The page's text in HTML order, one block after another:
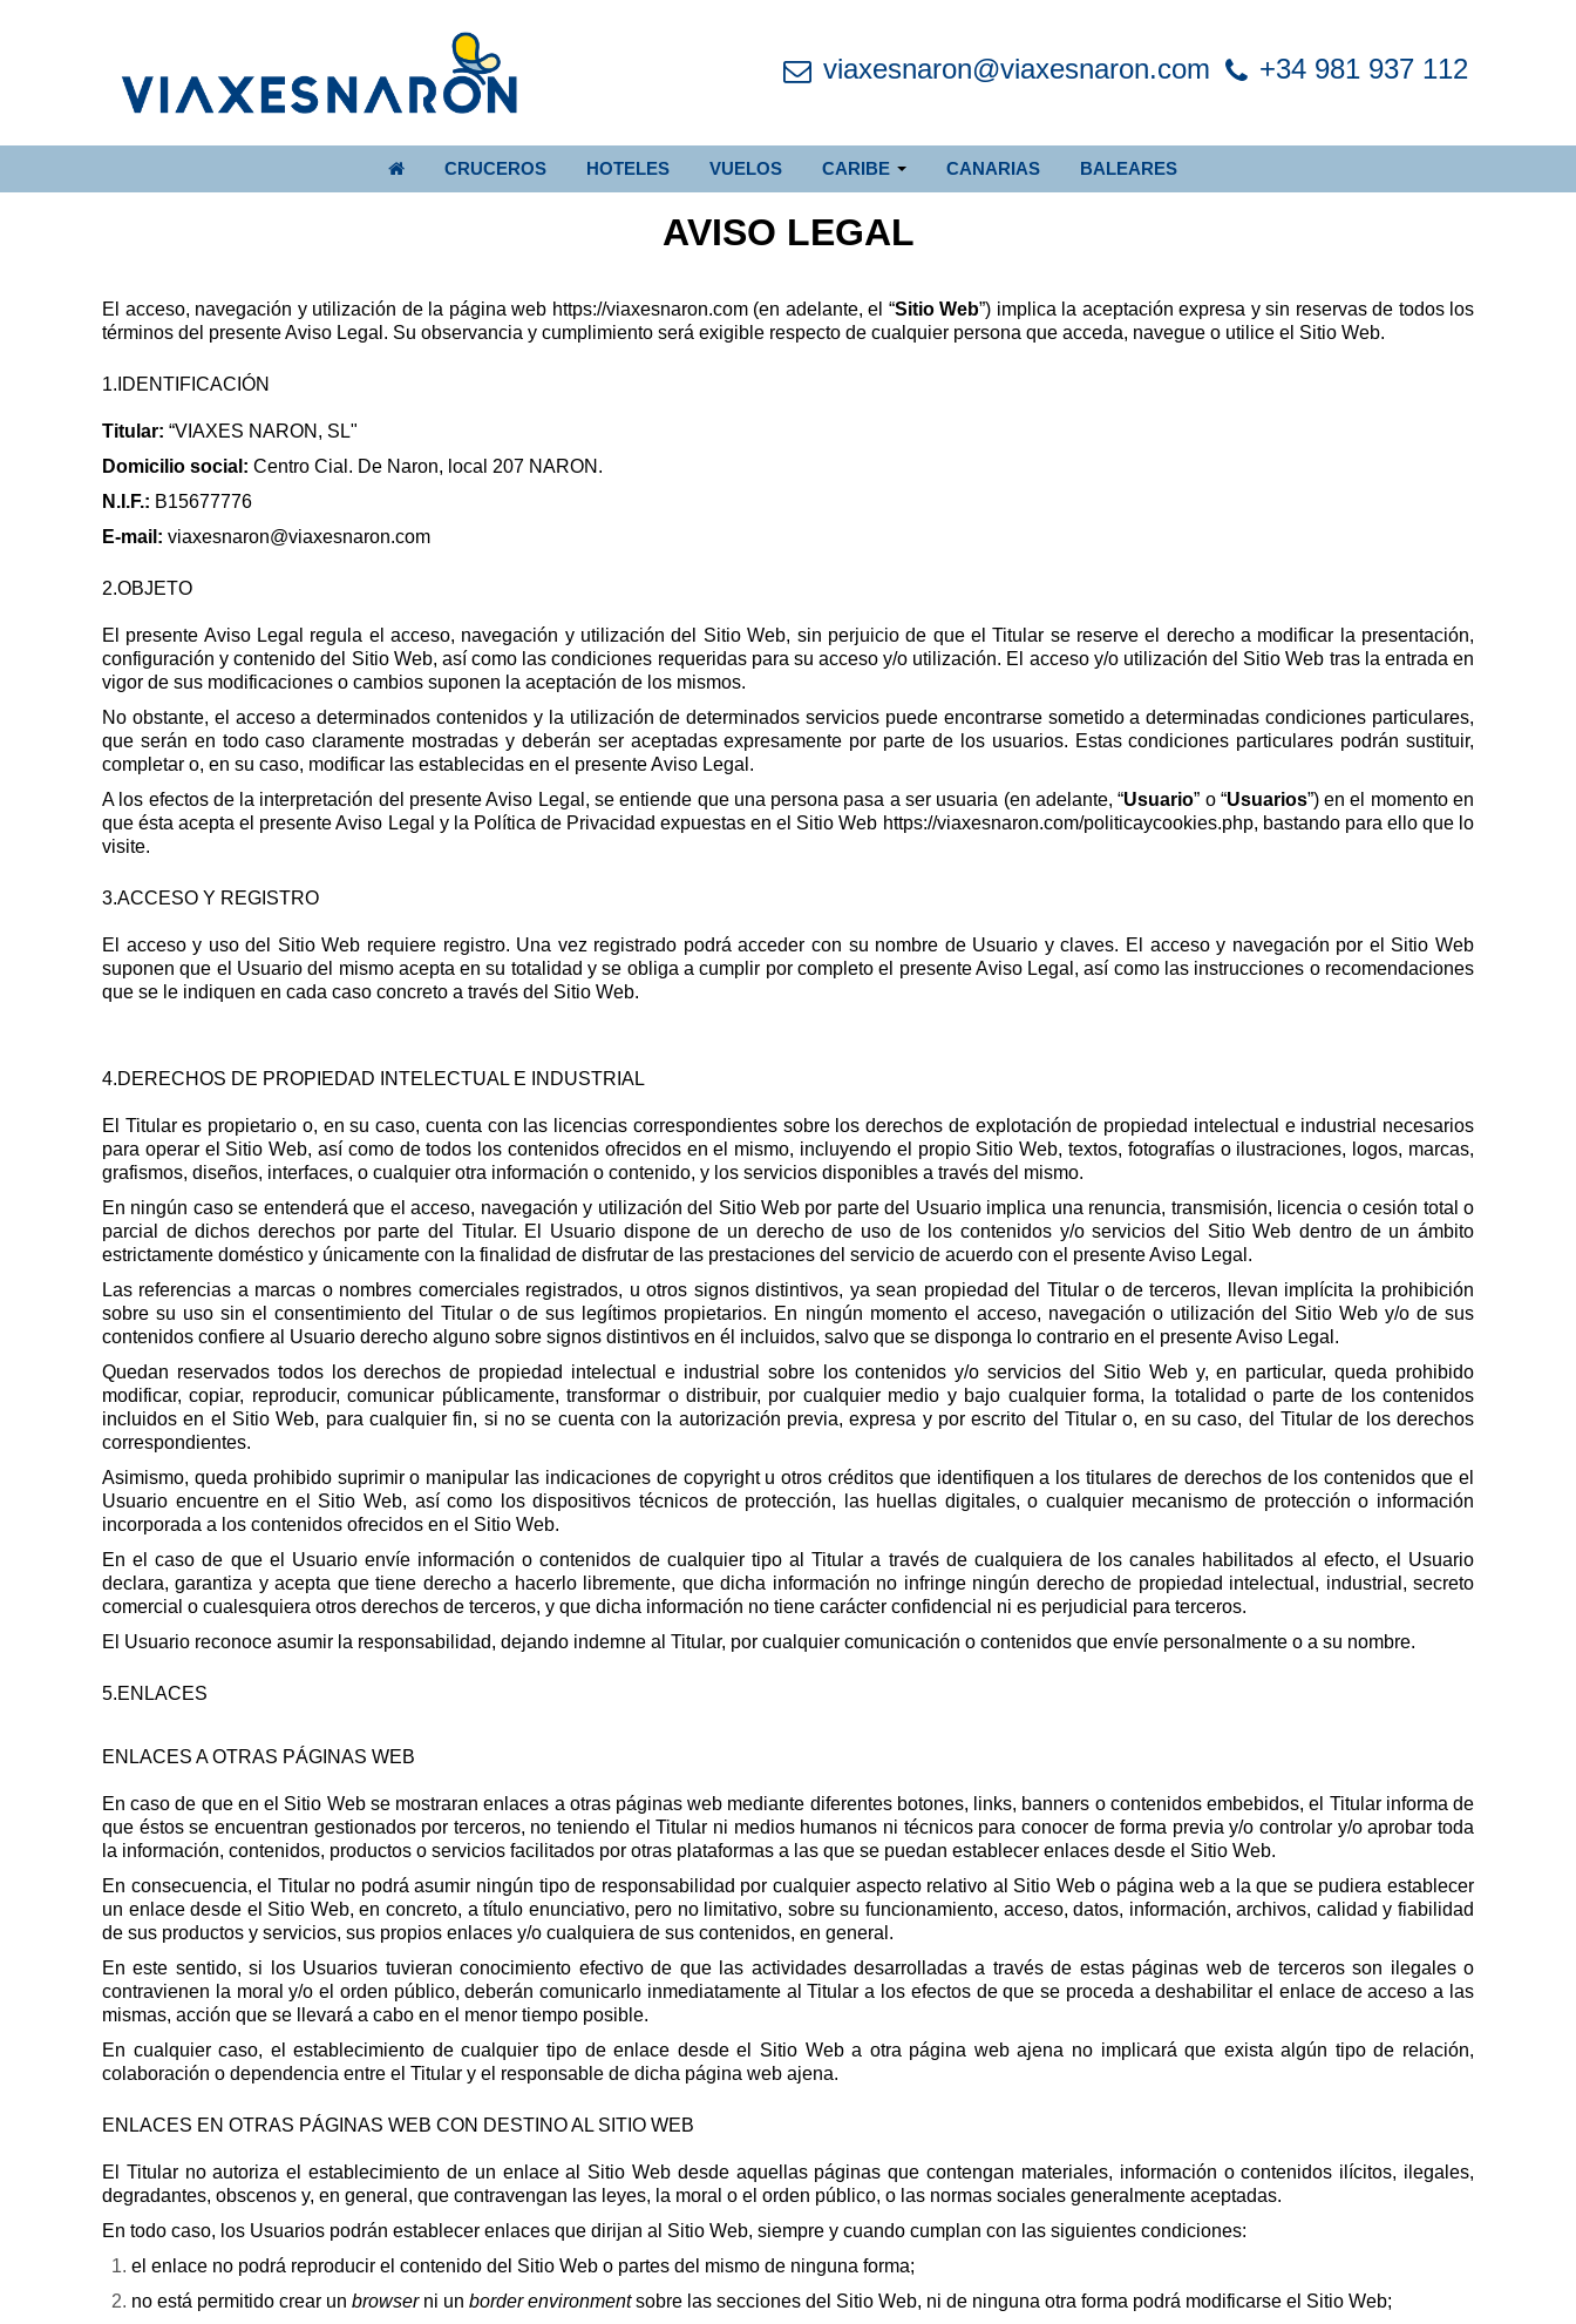
viaxesnaron@viaxesnaron.com +34 981 937 112
CRUCEROS HOTELES VUELOS CARIBE CANARIAS BALEARES
AVISO LEGAL
El acceso, navegación y utilización de la página web https://viaxesnaron.com (en adelante, el “Sitio Web”) implica la aceptación expresa y sin reservas de todos los
términos del presente Aviso Legal. Su observancia y cumplimiento será exigible respecto de cualquier persona que acceda, navegue o utilice el Sitio Web.
1.IDENTIFICACIÓN
Titular: “VIAXES NARON, SL"
Domicilio social: Centro Cial. De Naron, local 207 NARON.
N.I.F.: B15677776
E-mail: viaxesnaron@viaxesnaron.com
2.OBJETO
El presente Aviso Legal regula el acceso, navegación y utilización del Sitio Web, sin perjuicio de que el Titular se reserve el derecho a modificar la presentación,
configuración y contenido del Sitio Web, así como las condiciones requeridas para su acceso y/o utilización. El acceso y/o utilización del Sitio Web tras la entrada en
vigor de sus modificaciones o cambios suponen la aceptación de los mismos.
No obstante, el acceso a determinados contenidos y la utilización de determinados servicios puede encontrarse sometido a determinadas condiciones particulares,
que serán en todo caso claramente mostradas y deberán ser aceptadas expresamente por parte de los usuarios. Estas condiciones particulares podrán sustituir,
completar o, en su caso, modificar las establecidas en el presente Aviso Legal.
A los efectos de la interpretación del presente Aviso Legal, se entiende que una persona pasa a ser usuaria (en adelante, “Usuario” o “Usuarios”) en el momento en
que ésta acepta el presente Aviso Legal y la Política de Privacidad expuestas en el Sitio Web https://viaxesnaron.com/politicaycookies.php, bastando para ello que lo
visite.
3.ACCESO Y REGISTRO
El acceso y uso del Sitio Web requiere registro. Una vez registrado podrá acceder con su nombre de Usuario y claves. El acceso y navegación por el Sitio Web
suponen que el Usuario del mismo acepta en su totalidad y se obliga a cumplir por completo el presente Aviso Legal, así como las instrucciones o recomendaciones
que se le indiquen en cada caso concreto a través del Sitio Web.
4.DERECHOS DE PROPIEDAD INTELECTUAL E INDUSTRIAL
El Titular es propietario o, en su caso, cuenta con las licencias correspondientes sobre los derechos de explotación de propiedad intelectual e industrial necesarios
para operar el Sitio Web, así como de todos los contenidos ofrecidos en el mismo, incluyendo el propio Sitio Web, textos, fotografías o ilustraciones, logos, marcas,
grafismos, diseños, interfaces, o cualquier otra información o contenido, y los servicios disponibles a través del mismo.
En ningún caso se entenderá que el acceso, navegación y utilización del Sitio Web por parte del Usuario implica una renuncia, transmisión, licencia o cesión total o
parcial de dichos derechos por parte del Titular. El Usuario dispone de un derecho de uso de los contenidos y/o servicios del Sitio Web dentro de un ámbito
estrictamente doméstico y únicamente con la finalidad de disfrutar de las prestaciones del servicio de acuerdo con el presente Aviso Legal.
Las referencias a marcas o nombres comerciales registrados, u otros signos distintivos, ya sean propiedad del Titular o de terceros, llevan implícita la prohibición
sobre su uso sin el consentimiento del Titular o de sus legítimos propietarios. En ningún momento el acceso, navegación o utilización del Sitio Web y/o de sus
contenidos confiere al Usuario derecho alguno sobre signos distintivos en él incluidos, salvo que se disponga lo contrario en el presente Aviso Legal.
Quedan reservados todos los derechos de propiedad intelectual e industrial sobre los contenidos y/o servicios del Sitio Web y, en particular, queda prohibido
modificar, copiar, reproducir, comunicar públicamente, transformar o distribuir, por cualquier medio y bajo cualquier forma, la totalidad o parte de los contenidos
incluidos en el Sitio Web, para cualquier fin, si no se cuenta con la autorización previa, expresa y por escrito del Titular o, en su caso, del Titular de los derechos
correspondientes.
Asimismo, queda prohibido suprimir o manipular las indicaciones de copyright u otros créditos que identifiquen a los titulares de derechos de los contenidos que el
Usuario encuentre en el Sitio Web, así como los dispositivos técnicos de protección, las huellas digitales, o cualquier mecanismo de protección o información
incorporada a los contenidos ofrecidos en el Sitio Web.
En el caso de que el Usuario envíe información o contenidos de cualquier tipo al Titular a través de cualquiera de los canales habilitados al efecto, el Usuario
declara, garantiza y acepta que tiene derecho a hacerlo libremente, que dicha información no infringe ningún derecho de propiedad intelectual, industrial, secreto
comercial o cualesquiera otros derechos de terceros, y que dicha información no tiene carácter confidencial ni es perjudicial para terceros.
El Usuario reconoce asumir la responsabilidad, dejando indemne al Titular, por cualquier comunicación o contenidos que envíe personalmente o a su nombre.
5.ENLACES
ENLACES A OTRAS PÁGINAS WEB
En caso de que en el Sitio Web se mostraran enlaces a otras páginas web mediante diferentes botones, links, banners o contenidos embebidos, el Titular informa de
que éstos se encuentran gestionados por terceros, no teniendo el Titular ni medios humanos ni técnicos para conocer de forma previa y/o controlar y/o aprobar toda
la información, contenidos, productos o servicios facilitados por otras plataformas a las que se puedan establecer enlaces desde el Sitio Web.
En consecuencia, el Titular no podrá asumir ningún tipo de responsabilidad por cualquier aspecto relativo al Sitio Web o página web a la que se pudiera establecer
un enlace desde el Sitio Web, en concreto, a título enunciativo, pero no limitativo, sobre su funcionamiento, acceso, datos, información, archivos, calidad y fiabilidad
de sus productos y servicios, sus propios enlaces y/o cualquiera de sus contenidos, en general.
En este sentido, si los Usuarios tuvieran conocimiento efectivo de que las actividades desarrolladas a través de estas páginas web de terceros son ilegales o
contravienen la moral y/o el orden público, deberán comunicarlo inmediatamente al Titular a los efectos de que se proceda a deshabilitar el enlace de acceso a las
mismas, acción que se llevará a cabo en el menor tiempo posible.
En cualquier caso, el establecimiento de cualquier tipo de enlace desde el Sitio Web a otra página web ajena no implicará que exista algún tipo de relación,
colaboración o dependencia entre el Titular y el responsable de dicha página web ajena.
ENLACES EN OTRAS PÁGINAS WEB CON DESTINO AL SITIO WEB
El Titular no autoriza el establecimiento de un enlace al Sitio Web desde aquellas páginas que contengan materiales, información o contenidos ilícitos, ilegales,
degradantes, obscenos y, en general, que contravengan las leyes, la moral o el orden público, o las normas sociales generalmente aceptadas.
En todo caso, los Usuarios podrán establecer enlaces que dirijan al Sitio Web, siempre y cuando cumplan con las siguientes condiciones:
el enlace no podrá reproducir el contenido del Sitio Web o partes del mismo de ninguna forma;
no está permitido crear un browserni un border environmentsobre las secciones del Sitio Web, ni de ninguna otra forma podrá modificarse el Sitio Web;